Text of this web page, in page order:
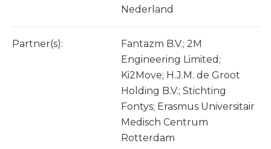
Nederland
Partner(s):
Fantazm B.V.; 2M
Engineering Limited;
Ki2Move; H.J.M. de Groot
Holding B.V.; Stichting
Fontys; Erasmus Universitair
Medisch Centrum
Rotterdam